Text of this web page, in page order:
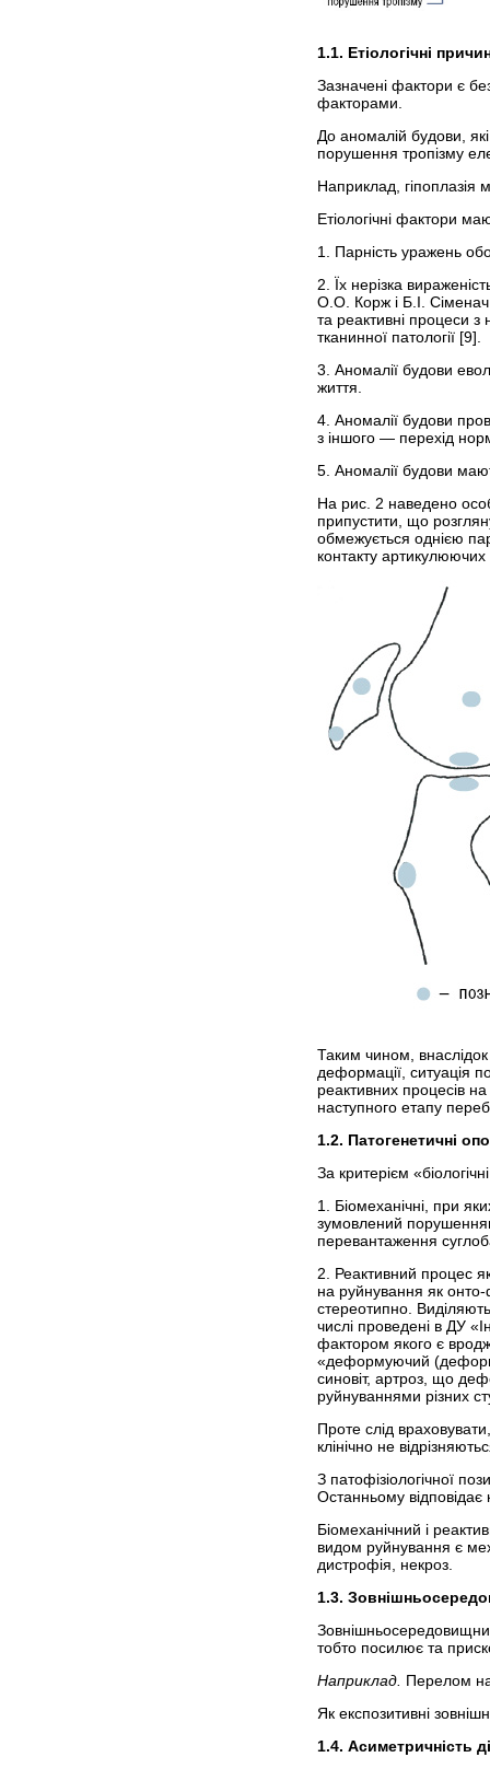
1.1. Етіологічні
Зазначені фактори є
факторами.
До аномалій будови,
порушення тропізму
Наприклад, гіпоплазія
Етіологічні фактори
1. Парність уражень
2. Їх нерізка
О.О. Корж і Б.І.
та реактивні процеси
тканинної патології [9].
3. Аномалії будови
життя.
4. Аномалії будови
з іншого — перехід
5. Аномалії будови
На рис. 2 наведено
припустити, що
обмежується однією
контакту артикулюючих
Таким чином,
деформації, ситуація
реактивних процесів
наступного етапу
1.2. Патогенетичні
За критерієм
1. Біомеханічні, при
зумовлений
перевантаження
2. Реактивний процес
на руйнування як
стереотипно.
числі проведені в ДУ
фактором якого є
«деформуючий
синовіт, артроз, що
руйнуваннями різних
Проте слід
клінічно не
З патофізіологічної
Останньому відповідає
Біомеханічний і
видом руйнування є
дистрофія, некроз.
1.3.
тобто посилює та
Наприклад. Перелом
Як експозитивні
1.4. Асиметричність